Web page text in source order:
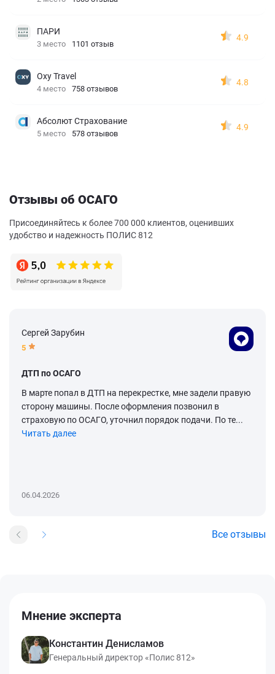
ПАРИ
3 место 1101 отзыв
4.9
Oxy Travel
4 место 758 отзывов
4.8
Абсолют Страхование
5 место 578 отзывов
4.9
Отзывы об ОСАГО
Присоединяйтесь к более 700 000 клиентов, оценивших
удобство и надежность ПОЛИС 812
Сергей Зарубин
5
ДТП по ОСАГО
В марте попал в ДТП на перекрестке, мне задели правую
сторону машины. После оформления позвонил в
страховую по ОСАГО, уточнил порядок подачи. По те...
Читать далее
06.04.2026
Все отзывы
Мнение эксперта
Константин Денисламов
Генеральный директор «Полис 812»